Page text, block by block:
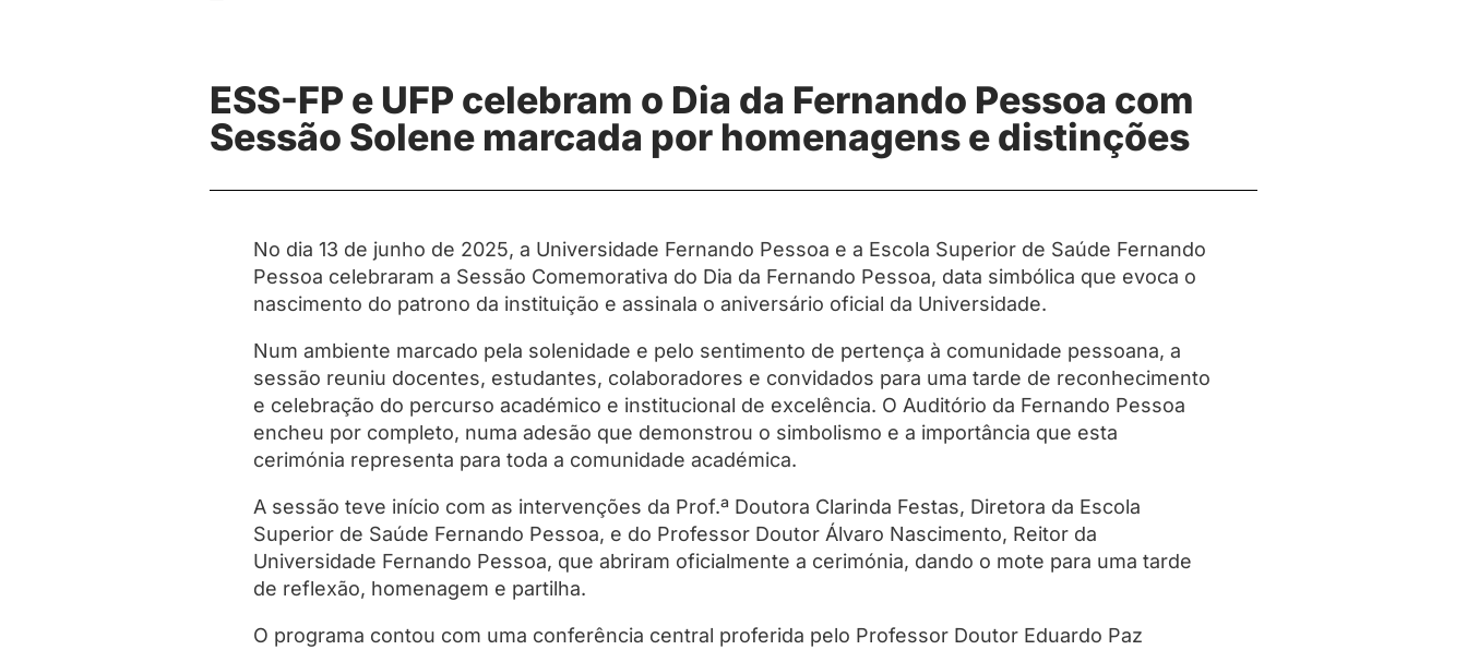
ESS-FP e UFP celebram o Dia da Fernando Pessoa com
Sessão Solene marcada por homenagens e distinções
No dia 13 de junho de 2025, a Universidade Fernando Pessoa e a Escola Superior de Saúde Fernando
Pessoa celebraram a Sessão Comemorativa do Dia da Fernando Pessoa, data simbólica que evoca o
nascimento do patrono da instituição e assinala o aniversário oficial da Universidade.
Num ambiente marcado pela solenidade e pelo sentimento de pertença à comunidade pessoana, a
sessão reuniu docentes, estudantes, colaboradores e convidados para uma tarde de reconhecimento
e celebração do percurso académico e institucional de excelência. O Auditório da Fernando Pessoa
encheu por completo, numa adesão que demonstrou o simbolismo e a importância que esta
cerimónia representa para toda a comunidade académica.
A sessão teve início com as intervenções da Prof.ª Doutora Clarinda Festas, Diretora da Escola
Superior de Saúde Fernando Pessoa, e do Professor Doutor Álvaro Nascimento, Reitor da
Universidade Fernando Pessoa, que abriram oficialmente a cerimónia, dando o mote para uma tarde
de reflexão, homenagem e partilha.
O programa contou com uma conferência central proferida pelo Professor Doutor Eduardo Paz